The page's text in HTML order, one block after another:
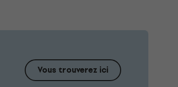
Vous trouverez ici